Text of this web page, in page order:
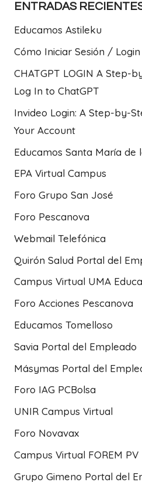
ENTRADAS
Educamos Astileku
Cómo Iniciar Sesión /
CHATGPT LOGIN A Step-
Log In to ChatGPT
Invideo Login: A Step-by-
Your Account
Educamos Santa María de
EPA Virtual Campus
Foro Grupo San José
Foro Pescanova
Webmail Telefónica
Quirón Salud Portal del
Campus Virtual UMA
Foro Acciones Pescanova
Educamos Tomelloso
Savia Portal del Empleado
Másymas Portal del
Foro IAG PCBolsa
UNIR Campus Virtual
Foro Novavax
Campus Virtual FOREM PV
Grupo Gimeno Portal del